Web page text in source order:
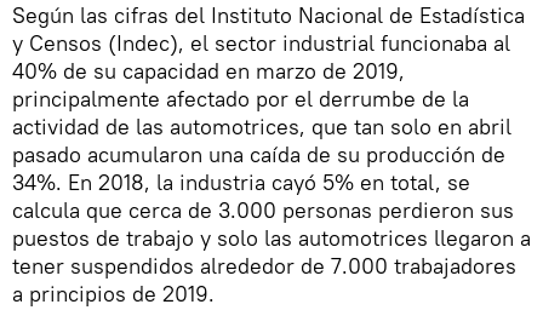
Según las cifras del Instituto Nacional de Estadística
y Censos (Indec), el sector industrial funcionaba al
40% de su capacidad en marzo de 2019,
principalmente afectado por el derrumbe de la
actividad de las automotrices, que tan solo en abril
pasado acumularon una caída de su producción de
34%. En 2018, la industria cayó 5% en total, se
calcula que cerca de 3.000 personas perdieron sus
puestos de trabajo y solo las automotrices llegaron a
tener suspendidos alrededor de 7.000 trabajadores
a principios de 2019.